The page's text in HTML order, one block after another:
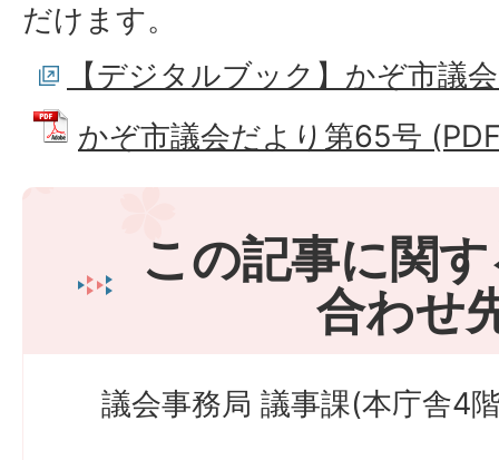
だけます。
【デジタルブック】かぞ市議
かぞ市議会だより第65号
この記事に関
合わせ
議会事務局 議事課(本庁舎4